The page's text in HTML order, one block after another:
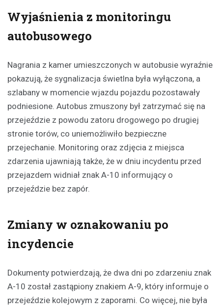
Wyjaśnienia z monitoringu
autobusowego
Nagrania z kamer umieszczonych w autobusie wyraźnie
pokazują, że sygnalizacja świetlna była wyłączona, a
szlabany w momencie wjazdu pojazdu pozostawały
podniesione. Autobus zmuszony był zatrzymać się na
przejeździe z powodu zatoru drogowego po drugiej
stronie torów, co uniemożliwiło bezpieczne
przejechanie. Monitoring oraz zdjęcia z miejsca
zdarzenia ujawniają także, że w dniu incydentu przed
przejazdem widniał znak A-10 informujący o
przejeździe bez zapór.
Zmiany w oznakowaniu po
incydencie
Dokumenty potwierdzają, że dwa dni po zdarzeniu znak
A-10 został zastąpiony znakiem A-9, który informuje o
przejeździe kolejowym z zaporami. Co więcej, nie była